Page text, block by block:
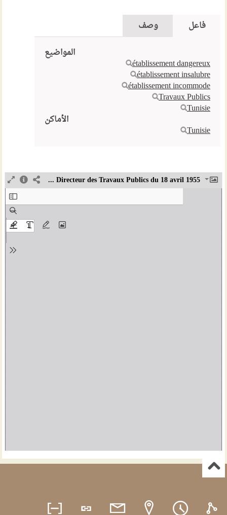
فاعل
وصف
المواضيع
établissement dangereux
établissement insalubre
établissement incommode
Travaux Publics
Tunisie
الأماكن
Tunisie
Arrêté du Directeur des Travaux Publics du 18 avril 1955